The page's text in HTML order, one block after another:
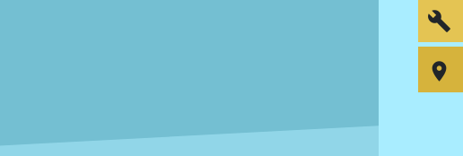
build
room